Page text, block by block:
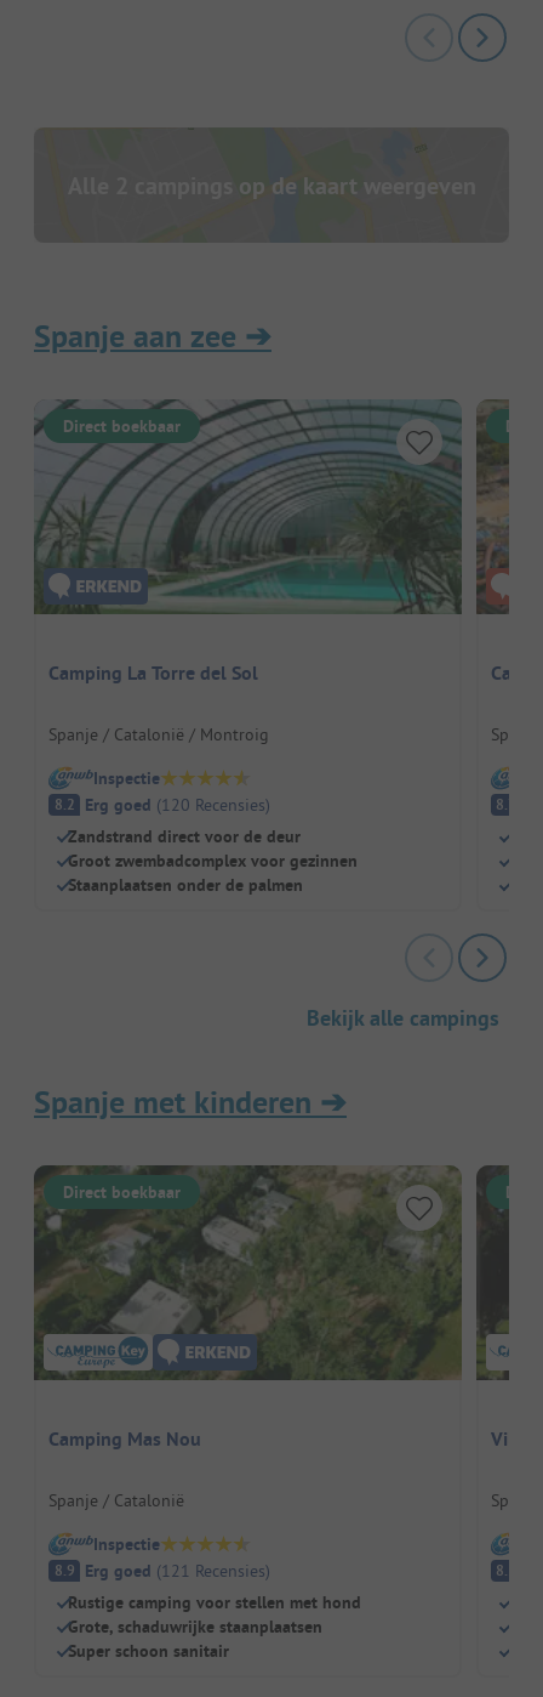
Alle 2 campings op de kaart weergeven
Spanje aan zee ➔
Direct boekbaar
Camping La Torre del Sol
Spanje / Catalonië / Montroig
Inspectie
8.2 Erg goed (120 Recensies)
Zandstrand direct voor de deur
Groot zwembadcomplex voor gezinnen
Staanplaatsen onder de palmen
8.7
Bekijk alle campings
Spanje met kinderen ➔
Direct boekbaar
Camping Mas Nou
Spanje / Catalonië
Inspectie
8.9 Erg goed (121 Recensies)
Rustige camping voor stellen met hond
Grote, schaduwrijke staanplaatsen
Super schoon sanitair
8.5